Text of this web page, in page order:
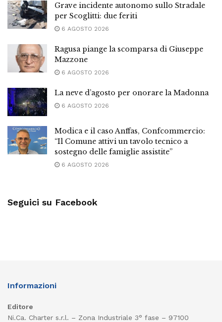
Grave incidente autonomo sullo Stradale
per Scoglitti: due feriti
6 AGOSTO 2026
Ragusa piange la scomparsa di Giuseppe
Mazzone
6 AGOSTO 2026
La neve d’agosto per onorare la Madonna
6 AGOSTO 2026
Modica e il caso Anffas, Confcommercio:
“Il Comune attivi un tavolo tecnico a
sostegno delle famiglie assistite”
6 AGOSTO 2026
Seguici su Facebook
Informazioni
Editore
Ni.Ca. Charter s.r.l. – Zona Industriale 3° fase – 97100